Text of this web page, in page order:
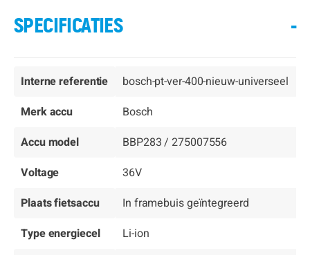
SPECIFICATIES -
Interne referentie
bosch-pt-ver-400-nieuw-universeel
Merk accu
Bosch
Accu model
BBP283 / 275007556
Voltage
36V
Plaats fietsaccu
In framebuis geïntegreerd
Type energiecel
Li-ion